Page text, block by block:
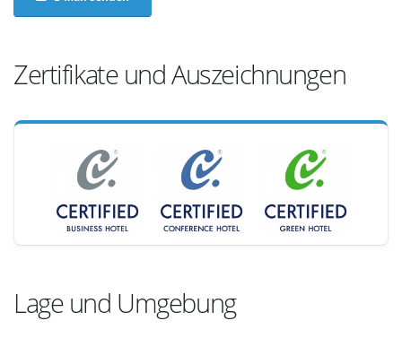
Zertifikate und Auszeichnungen
Lage und Umgebung